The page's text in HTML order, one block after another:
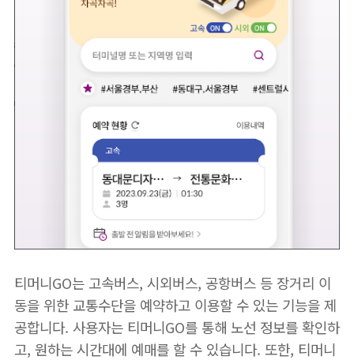
티머니GO는 고속버스, 시외버스, 공항버스 등 장거리 이
동을 위한 교통수단을 예약하고 이용할 수 있는 기능을 제
공합니다. 사용자는 티머니GO를 통해 노선 정보를 확인하
고, 원하는 시간대에 예매를 할 수 있습니다. 또한, 티머니